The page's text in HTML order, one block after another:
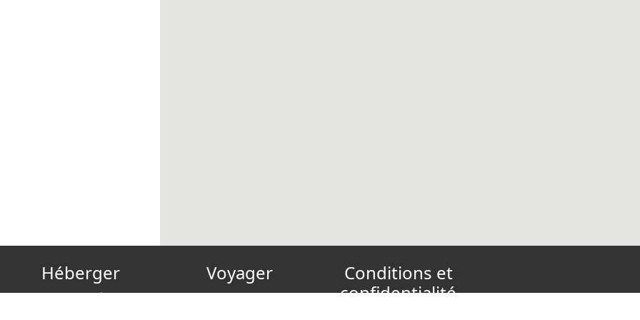
Héberger
Devenir hôte
Voyager
Carte cadeau
Conditions et
confidentialité